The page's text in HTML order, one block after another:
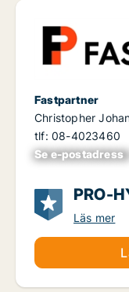
Fastpartner
Christopher
tlf: 08-4023460
Se e-postadress
xxxxxxxxxxxxxxx
PRO-
Läs mer